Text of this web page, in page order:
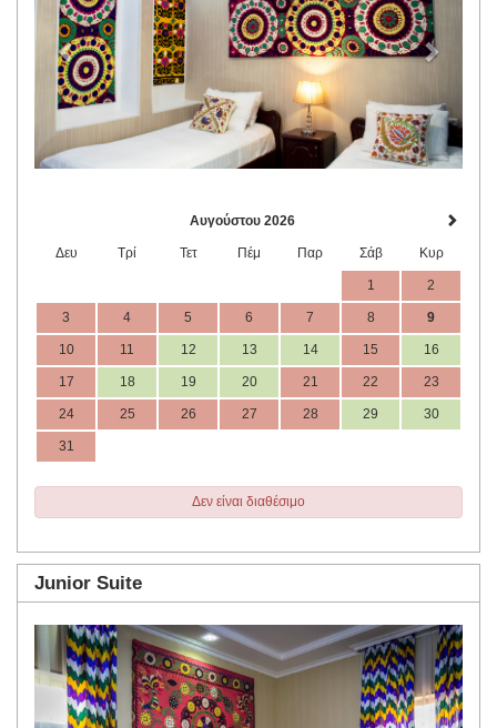
Αυγούστου 2026
Δευ Τρί Τετ Πέμ Παρ Σάβ Κυρ
1 2
3 4 5 6 7 8 9
10 11 12 13 14 15 16
17 18 19 20 21 22 23
24 25 26 27 28 29 30
31
Δεν είναι διαθέσιμο
Junior Suite
Previous Next